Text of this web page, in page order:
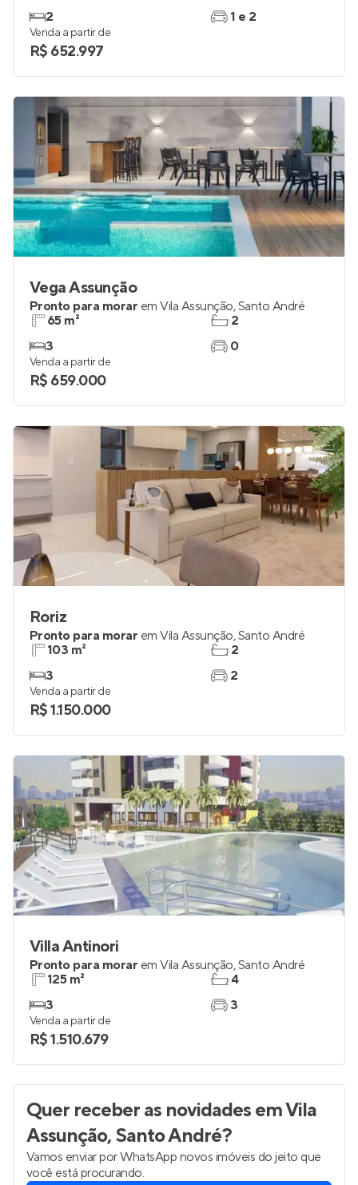
2
1 e 2
Venda a partir de
R$ 652.997
Vega Assunção
Pronto para morar em Vila Assunção,Santo André
65 m²
3
2
0
Venda a partir de
R$ 659.000
Roriz
Pronto para morar em Vila Assunção,Santo André
103 m²
3
2
2
Venda a partir de
R$ 1.150.000
Villa Antinori
Pronto para morar em Vila Assunção,Santo André
125 m²
3
4
3
Venda a partir de
R$ 1.510.679
Quer receber as novidadesem Vila
Assunção, Santo André?
Vamos enviar por WhatsApp novos imóveis do jeito que
você está procurando.